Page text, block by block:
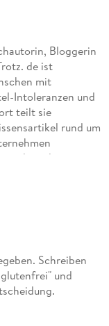
Bloggerin
de ist
mit
Intoleranzen und
teilt sie
rund um
produziert.
Schreiben
und